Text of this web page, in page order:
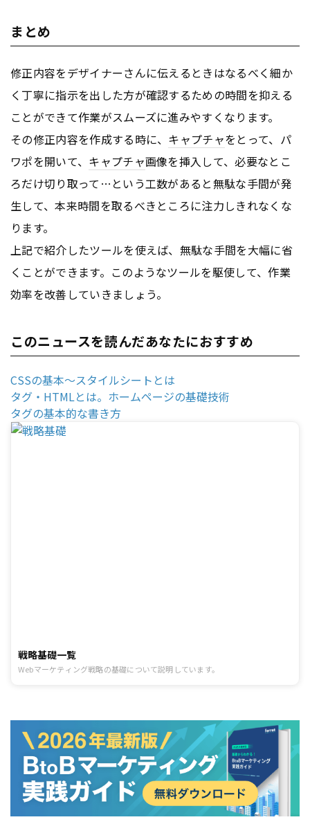
まとめ
修正内容をデザイナーさんに伝えるときはなるべく細か
く丁寧に指示を出した方が確認するための時間を抑える
ことができて作業がスムーズに進みやすくなります。
その修正内容を作成する時に、 キャプチャをとって、パ
ワポを開いて、 キャプチャ画像を挿入して、必要なとこ
ろだけ切り取って…という工数があると無駄な手間が発
生して、本来時間を取るべきところに注力しきれなくな
ります。
上記で紹介したツールを使えば、無駄な手間を大幅に省
くことができます。このようなツールを駆使して、作業
効率を改善していきましょう。
このニュースを読んだあなたにおすすめ
CSSの基本～スタイルシートとは
タグ・HTMLとは。ホームページの基礎技術
タグの基本的な書き方
戦略基礎一覧
Webマーケティング戦略の基礎について説明しています。